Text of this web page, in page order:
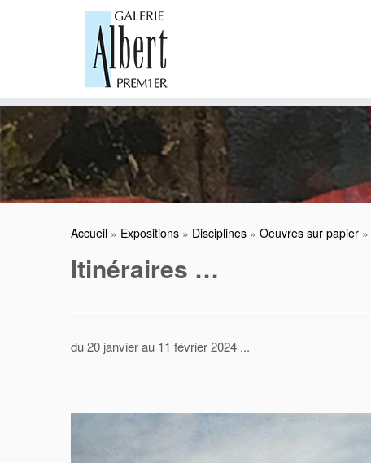
to
content
Accueil » Expositions » Disciplines » Oeuvres sur papier »
Itinéraires …
du 20 janvier au 11 février 2024 ...